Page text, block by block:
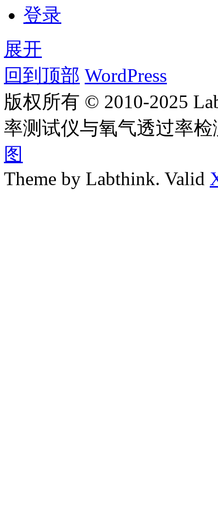
登录
展开
回到顶部 WordPress
版权所有 © 2010-2025
率测试仪与氧气透过率
图
Theme by Labthink. Valid